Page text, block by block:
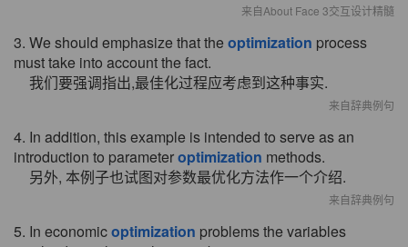
来自About Face 3交互设计精髓
3. We should emphasize that the optimization process
must take into account the fact.
我们要强调指出,最佳化过程应考虑到这种事实.
来自辞典例句
4. In addition, this example is intended to serve as an
introduction to parameteroptimization methods.
另外, 本例子也试图对参数最优化方法作一个介绍.
来自辞典例句
5. In economicoptimization problems the variables